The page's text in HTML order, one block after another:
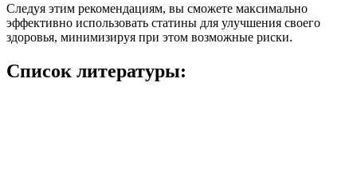
Следуя этим рекомендациям, вы сможете максимально
эффективно использовать статины для улучшения своего
здоровья, минимизируя при этом возможные риски.
Список литературы: